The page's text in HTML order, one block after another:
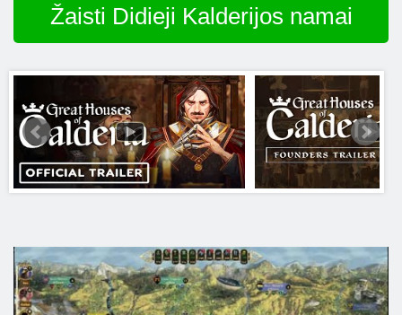
Žaisti Didieji Kalderijos namai